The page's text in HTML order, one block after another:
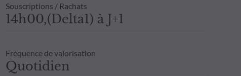
Souscriptions / Rachats
14h00,(Delta1) à J+1
Fréquence de valorisation
Quotidien